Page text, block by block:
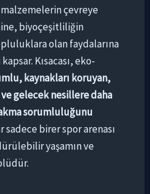
çevreye
biyoçeşitliliğin
olan faydalarına
Kısacası, eko-
kaynakları koruyan,
gelecek nesillere daha
sorumluluğunu
sadece birer spor arenası
yaşamın ve